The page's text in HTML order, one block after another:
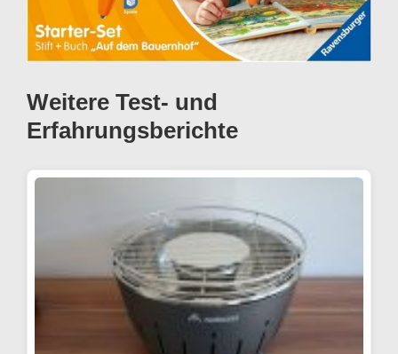
Weitere Test- und
Erfahrungsberichte